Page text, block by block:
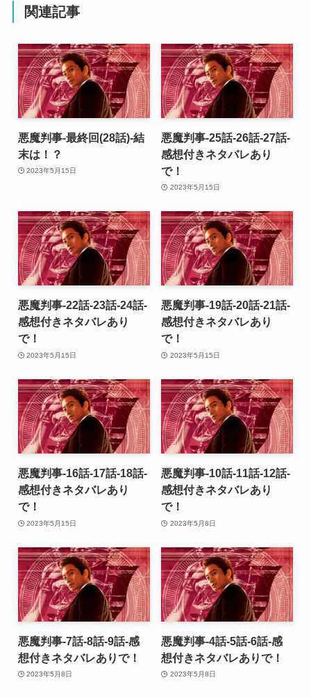
関連記事
悪魔判事-最終回(28話)-結
末は！？
2023年5月15日
悪魔判事-25話-26話-27話-
感想付きネタバレあり
で！
2023年5月15日
悪魔判事-22話-23話-24話-
感想付きネタバレあり
で！
2023年5月15日
悪魔判事-19話-20話-21話-
感想付きネタバレあり
で！
2023年5月15日
悪魔判事-16話-17話-18話-
感想付きネタバレあり
で！
2023年5月15日
悪魔判事-10話-11話-12話-
感想付きネタバレあり
で！
2023年5月8日
悪魔判事-7話-8話-9話-感
想付きネタバレありで！
2023年5月8日
悪魔判事-4話-5話-6話-感
想付きネタバレありで！
2023年5月8日